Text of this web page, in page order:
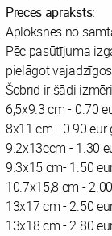
Preces apraksts:
Aploksnes no
Pēc pasūtījuma
pielāgot
Šobrīd ir šādi
6,5x9.3 cm - 0.70
8x11 cm - 0.90 eur
9.2x13ccm - 1.30
9.3x15 cm- 1.50
10.7x15,8 cm -
13x17 cm - 2.50
13x18 cm - 2.80